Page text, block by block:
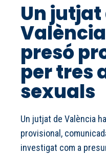
Un jutjat
presó
per tres
sexuals
Un jutjat de València
provisional,
investigat com a